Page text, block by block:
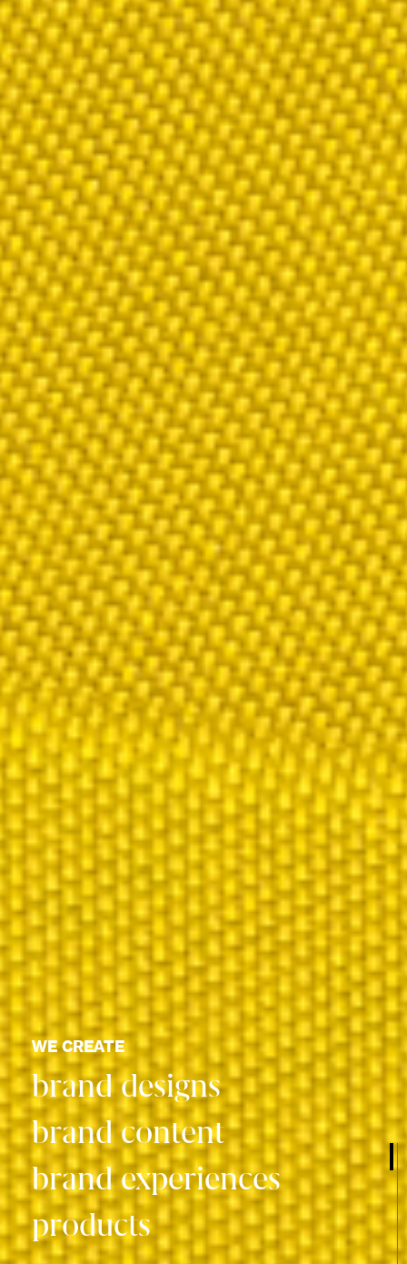
WE CREATE
brand designs
brand content
brand experiences
products